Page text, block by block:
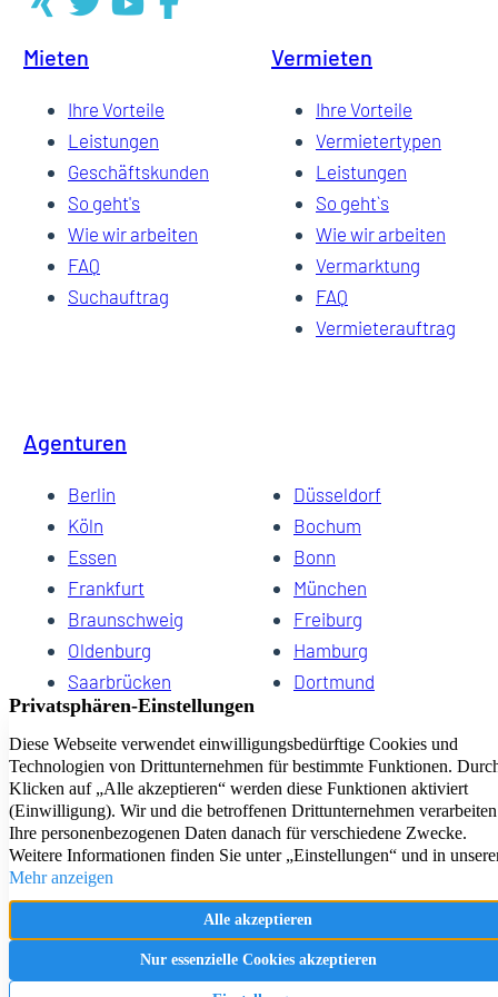
Mieten
Ihre Vorteile
Leistungen
Geschäftskunden
So geht's
Wie wir arbeiten
FAQ
Suchauftrag
Vermieten
Ihre Vorteile
Vermietertypen
Leistungen
So geht`s
Wie wir arbeiten
Vermarktung
FAQ
Vermieterauftrag
Agenturen
Berlin
Düsseldorf
Köln
Bochum
Essen
Bonn
Frankfurt
München
Braunschweig
Freiburg
Oldenburg
Hamburg
Saarbrücken
Dortmund
Hannover
Dresden
Kiel
Wuppertal
Bremen
HomeCompany eG Ihre Agenturen für Wohnen auf Zeit
Impressum Datenschutz Kontakt